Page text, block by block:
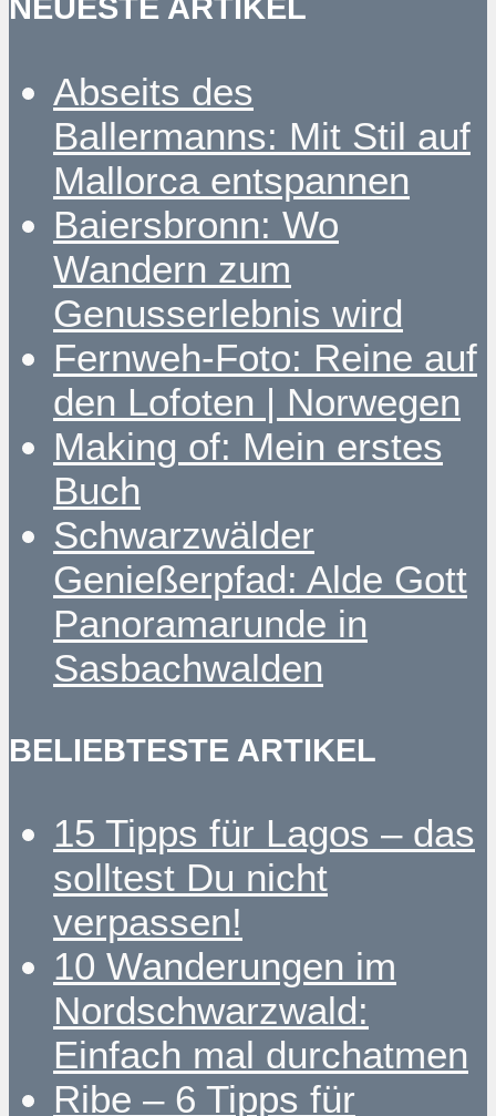
NEUESTE ARTIKEL
Abseits des
Ballermanns: Mit Stil auf
Mallorca entspannen
Baiersbronn: Wo
Wandern zum
Genusserlebnis wird
Fernweh-Foto: Reine auf
den Lofoten | Norwegen
Making of: Mein erstes
Buch
Schwarzwälder
Genießerpfad: Alde Gott
Panoramarunde in
Sasbachwalden
BELIEBTESTE ARTIKEL
15 Tipps für Lagos – das
solltest Du nicht
verpassen!
10 Wanderungen im
Nordschwarzwald:
Einfach mal durchatmen
Ribe – 6 Tipps für